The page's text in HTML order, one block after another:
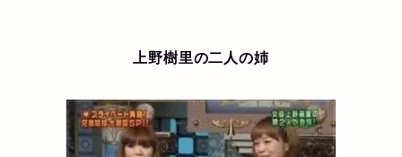
上野樹里の二人の姉